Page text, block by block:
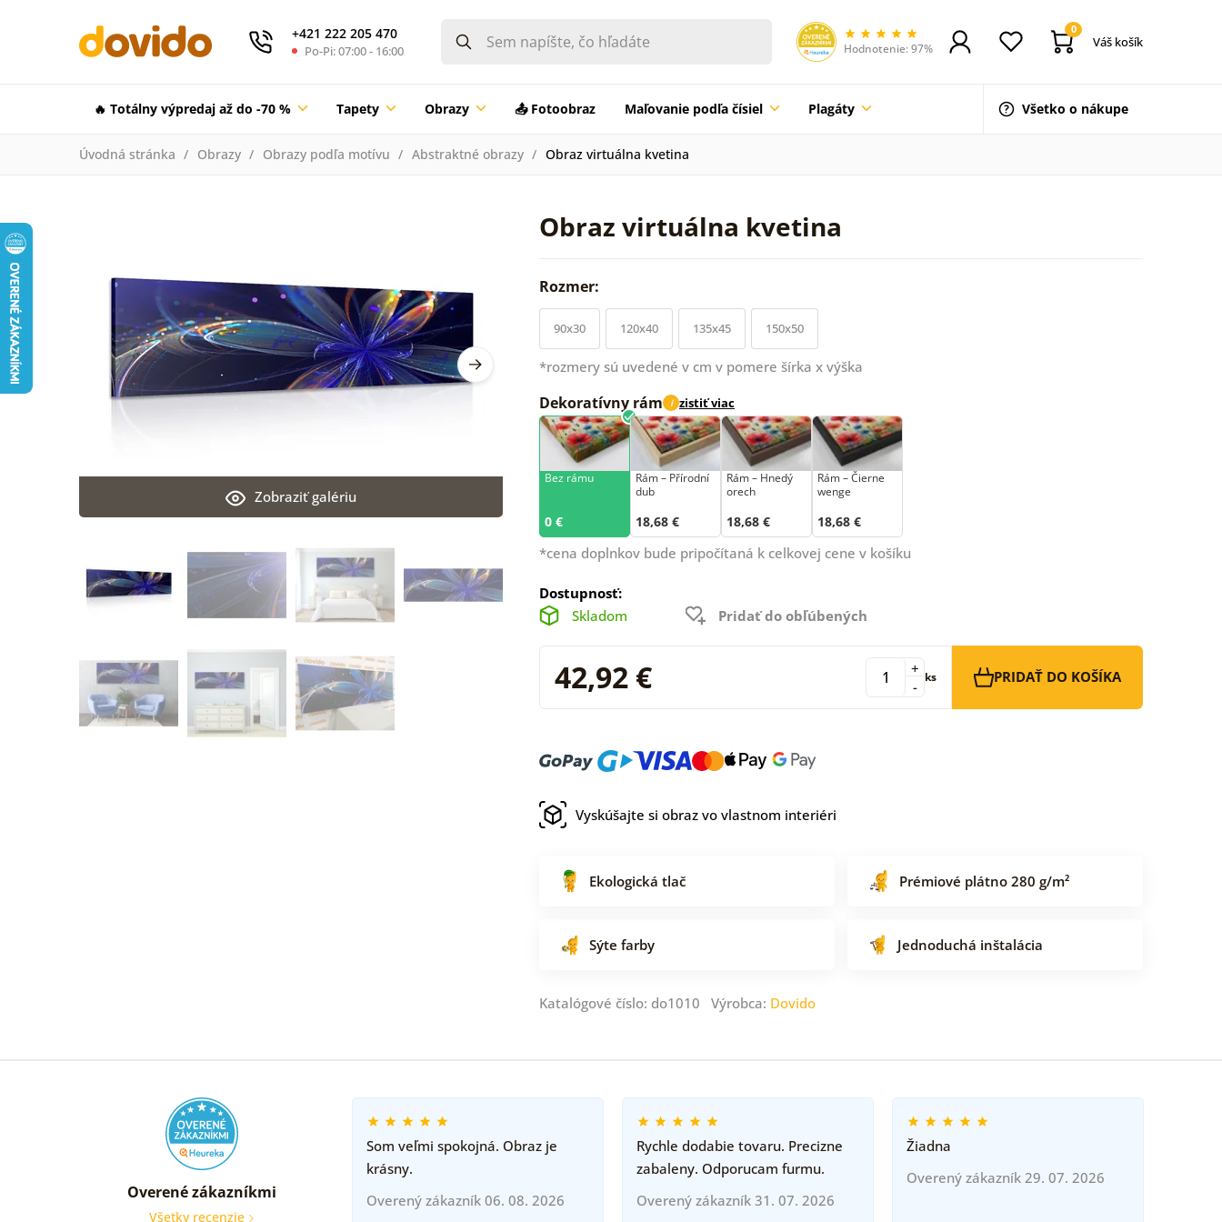
+421 222 205 470
Po-Pi: 07:00 - 16:00 Hodnotenie: 97%
0
Váš košík
🔥 Totálny výpredaj až do -70 % Tapety Obrazy 📤 Fotoobraz Maľovanie podľa čísiel Plagáty Všetko o nákupe
Úvodná stránka Obrazy Obrazy podľa motívu Abstraktné obrazy Obraz virtuálna kvetina
Obraz virtuálna kvetina
Zobraziť galériu
Rozmer:
90x30 120x40 135x45 150x50
*rozmery sú uvedené v cm v pomere šírka x výška
Dekoratívny rám i zistiť viac
Bez rámu
0 €
Rám –⁠⁠⁠⁠⁠⁠ Přírodní
dub
18,68 €
Rám – Hnedý
orech
18,68 €
Rám – Čierne
wenge
18,68 €
*cena doplnkov bude pripočítaná k celkovej cene v košíku
Dostupnosť:
Skladom
Pridať do obľúbených
42,92 € -
+ ks PRIDAŤ DO KOŠÍKA
Vyskúšajte si obraz vo vlastnom interiéri
Ekologická tlač Prémiové plátno 280 g/m²
Sýte farby Jednoduchá inštalácia
Katalógové číslo: do1010 Výrobca: Dovido
Overené zákazníkmi
Všetky recenzie
Som veľmi spokojná. Obraz je
krásny.
Overený zákazník 06. 08. 2026
Rychle dodabie tovaru. Precizne
zabaleny. Odporucam furmu.
Overený zákazník 31. 07. 2026
Žiadna
Overený zákazník 29. 07. 2026